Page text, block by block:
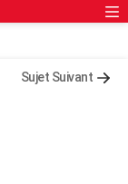
Sujet Suivant